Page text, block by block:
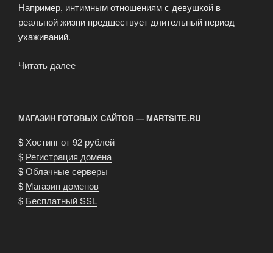
Например, интимным отношениям с девушкой в
реальной жизни предшествует длительный период
ухаживаний.
Читать далее
МАГАЗИН ГОТОВЫХ САЙТОВ — MARTSITE.RU
$ Хостинг от 92 рублей
$ Регистрация домена
$Облачные серверы
$ Магазин доменов
$ Бесплатный SSL